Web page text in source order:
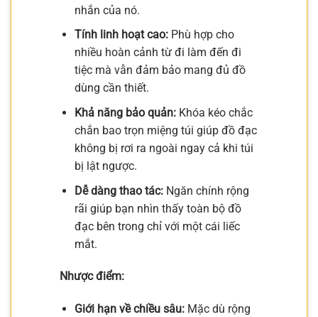
nhắn của nó.
Tính linh hoạt cao:Phù hợp cho
nhiều hoàn cảnh từ đi làm đến đi
tiệc mà vẫn đảm bảo mang đủ đồ
dùng cần thiết.
Khả năng bảo quản:Khóa kéo chắc
chắn bao trọn miệng túi giúp đồ đạc
không bị rơi ra ngoài ngay cả khi túi
bị lật ngược.
Dễ dàng thao tác:Ngăn chính rộng
rãi giúp bạn nhìn thấy toàn bộ đồ
đạc bên trong chỉ với một cái liếc
mắt.
Nhược điểm:
Giới hạn về chiều sâu:Mặc dù rộng